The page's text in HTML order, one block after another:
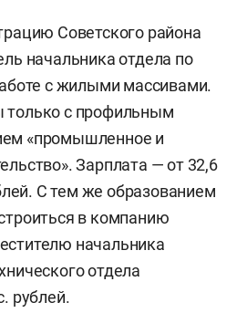
Советского района
начальника отдела по
с жилыми массивами.
с профильным
«промышленное и
Зарплата — от 32,6
С тем же образованием
в компанию
начальника
отдела
рублей.